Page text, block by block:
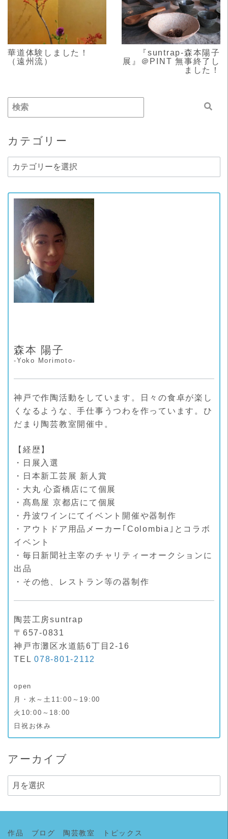
READ MORE
華道体験しました！
（遠州流）
READ MORE
『suntrap-森本陽子
展』＠PINT 無事終了し
ました！
カテゴリー
カ
テ
森本 陽子
-Yoko Morimoto-
神戸で作陶活動をしています。日々の食卓が楽し
くなるような、手仕事うつわを作っています。ひ
だまり陶芸教室開催中。
【経歴】
・日展入選
・日本新工芸展 新人賞
・大丸 心斎橋店にて個展
・髙島屋 京都店にて個展
・丹波ワインにてイベント開催や器制作
・アウトドア用品メーカー｢Colombia｣とコラボ
イベント
・毎日新聞社主宰のチャリティーオークションに
出品
・その他、レストラン等の器制作
陶芸工房suntrap
〒657-0831
神戸市灘区水道筋6丁目2-16
TEL078-801-2112
open
月・水～土11:00～19:00
火10:00～18:00
日祝お休み
アーカイブ
ア
ー
ブ
作品 ブログ 陶芸教室 トピックス